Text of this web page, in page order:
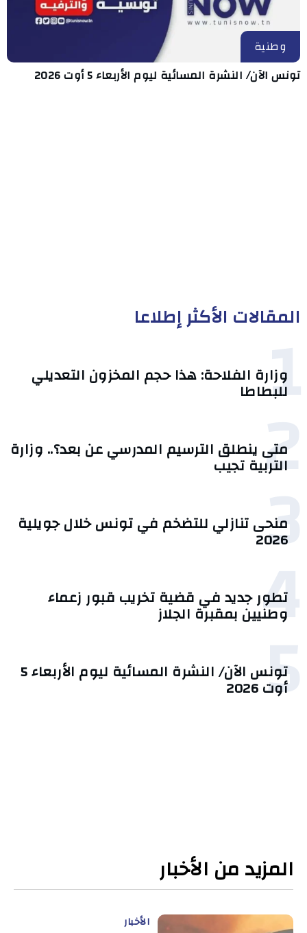
وطنية
تونس الآن/ النشرة المسائية ليوم الأربعاء 5 أوت 2026
المقالات الأكثر إطلاعا
1
وزارة الفلاحة: هذا حجم المخزون التعديلي
للبطاطا
2
متى ينطلق الترسيم المدرسي عن بعد؟.. وزارة
التربية تجيب
3 منحى تنازلي ‎للتضخم في تونس خلال جويلية
2026‎
4
تطور جديد في قضية تخريب قبور زعماء
وطنيين بمقبرة الجلاز
5 تونس الآن/ النشرة المسائية ليوم الأربعاء 5
أوت 2026
المزيد من الأخبار
الأخبار